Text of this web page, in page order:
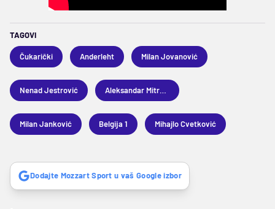
TAGOVI
Čukarički Anderleht Milan Jovanović
Nenad Jestrović
Milan Janković Belgija 1 Mihajlo Cvetković
Dodajte Mozzart Sport u vaš Google izbor